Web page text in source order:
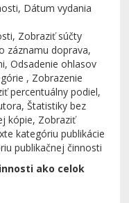
Dátum vydania
Zobraziť súčty
záznamu doprava,
Odsadenie ohlasov
, Zobrazenie
percentuálny podiel,
Štatistiky bez
kópie, Zobraziť
kategóriu publikácie
publikačnej činnosti
ako celok